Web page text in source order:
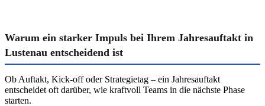
Warum ein starker Impuls bei Ihrem Jahresauftakt in
Lustenau entscheidend ist
Ob Auftakt, Kick-off oder Strategietag – ein Jahresauftakt
entscheidet oft darüber, wie kraftvoll Teams in die nächste Phase
starten.